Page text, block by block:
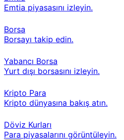
Emtia piyasasını izleyin.
Borsa
Borsayı takip edin.
Yabancı Borsa
Yurt dışı borsasını izleyin.
Kripto Para
Kripto dünyasına bakış atın.
Döviz Kurları
Para piyasalarını görüntüleyin.